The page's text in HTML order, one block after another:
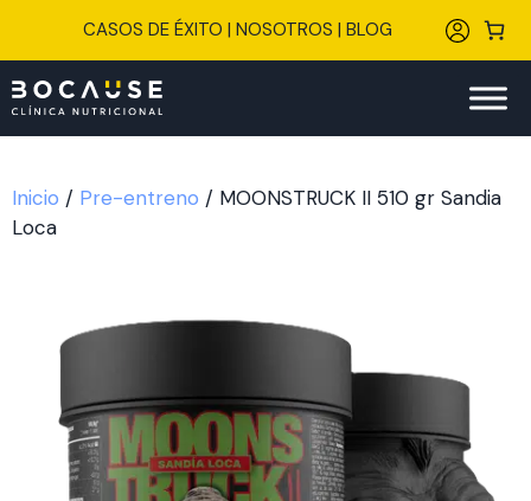
CASOS DE ÉXITO | NOSOTROS | BLOG
Inicio / Pre-entreno / MOONSTRUCK II 510 gr Sandia
Loca